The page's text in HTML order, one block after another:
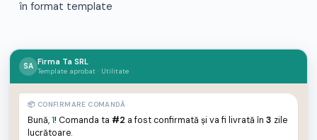
în format template
SA Firma Ta SRL
Template aprobat · Utilitate
📦 CONFIRMARE COMANDĂ
Bună,1! Comanda ta #2 a fost confirmată și va fi livrată în3 zile
lucrătoare.